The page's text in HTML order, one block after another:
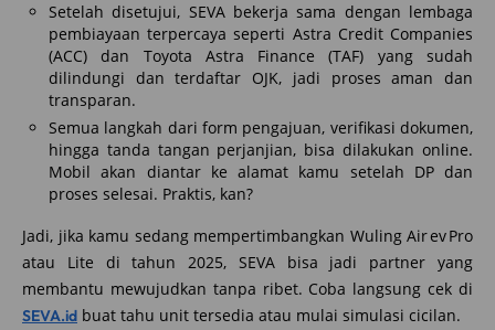
Setelah disetujui, SEVA bekerja sama dengan lembaga
pembiayaan terpercaya seperti Astra Credit Companies
(ACC) dan Toyota Astra Finance (TAF) yang sudah
dilindungi dan terdaftar OJK, jadi proses aman dan
transparan.
Semua langkah dari form pengajuan, verifikasi dokumen,
hingga tanda tangan perjanjian, bisa dilakukan online.
Mobil akan diantar ke alamat kamu setelah DP dan
proses selesai. Praktis, kan?
Jadi, jika kamu sedang mempertimbangkan Wuling Air ev Pro
atau Lite di tahun 2025, SEVA bisa jadi partner yang
membantu mewujudkan tanpa ribet. Coba langsung cek di
SEVA.id buat tahu unit tersedia atau mulai simulasi cicilan.